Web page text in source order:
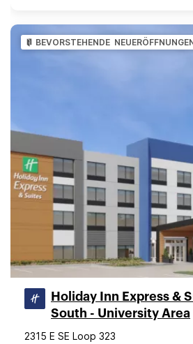
BEVORSTEHENDE
Holiday Inn Express &
South - University Area
2315 E SE Loop 323